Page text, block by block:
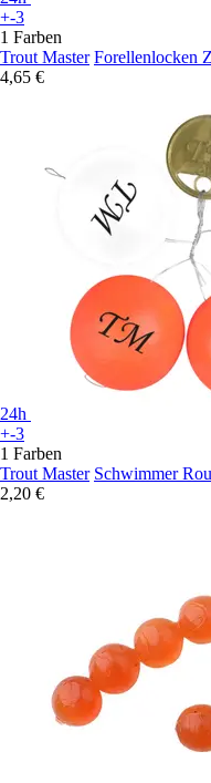
+-3
1 Farben
Trout Master Forellenlocken
4,65 €
24h
+-3
1 Farben
Trout Master Schwimmer
2,20 €